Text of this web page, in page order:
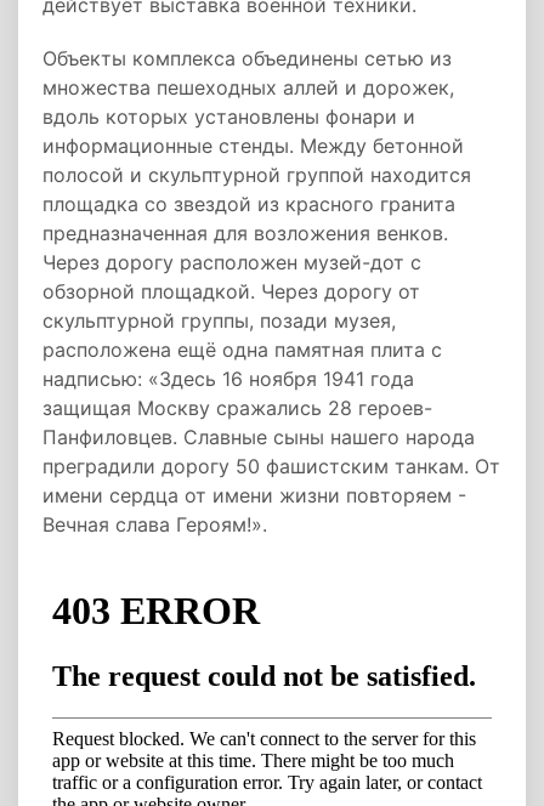
действует выставка военной техники.
Объекты комплекса объединены сетью из
множества пешеходных аллей и дорожек,
вдоль которых установлены фонари и
информационные стенды. Между бетонной
полосой и скульптурной группой находится
площадка со звездой из красного гранита
предназначенная для возложения венков.
Через дорогу расположен музей-дот с
обзорной площадкой. Через дорогу от
скульптурной группы, позади музея,
расположена ещё одна памятная плита с
надписью: «Здесь 16 ноября 1941 года
защищая Москву сражались 28 героев-
Панфиловцев. Славные сыны нашего народа
преградили дорогу 50 фашистским танкам. От
имени сердца от имени жизни повторяем -
Вечная слава Героям!».